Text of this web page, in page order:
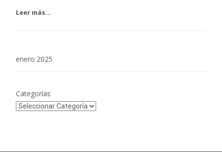
Leer más...
enero 2025
Categorías